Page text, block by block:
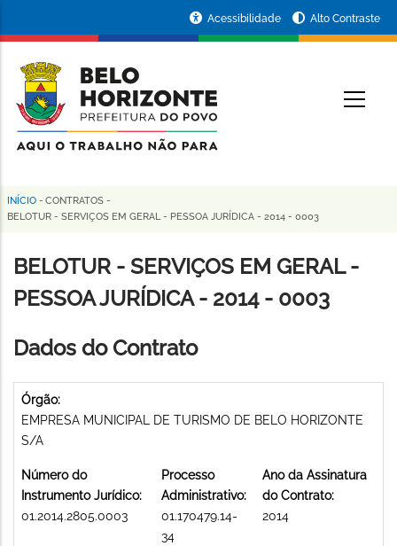
conteúdo
principal
da
Prefeitura
de
Horizonte
Acessibilidade Alto Contraste
Trilha
navegação
INÍCIO - CONTRATOS -
BELOTUR - SERVIÇOS EM GERAL - PESSOA JURÍDICA - 2014 - 0003
BELOTUR - SERVIÇOS EM GERAL -
PESSOA JURÍDICA - 2014 - 0003
Dados do Contrato
Órgão:
EMPRESA MUNICIPAL DE TURISMO DE BELO HORIZONTE
S/A
Número do
Instrumento Jurídico:
01.2014.2805.0003
Processo
Administrativo:
01.170479.14-
34
Ano da Assinatura
do Contrato:
2014